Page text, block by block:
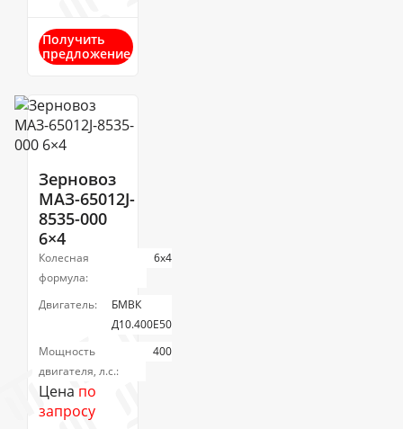
Получить
предложение
Зерновоз
МАЗ-65012J-
8535-000
6×4
Колесная
формула:
6х4
Двигатель:
БМВК
Д10.400E50
Мощность
двигателя, л.с.:
400
Цена по
запросу